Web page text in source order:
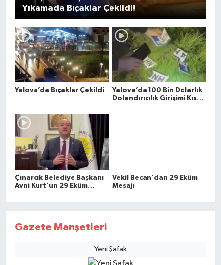
Yalova’da Bıçaklar Çekildi
Yalova’da 100 Bin Dolarlık
Dolandırıcılık Girişimi Kısa
Yıkamada Bıçaklar Çekildi!
Çınarcık Belediye Başkanı
Avni Kurt'un 29 Eküm
Vekil Becan'dan 29 Eküm
Mesajı
Gazete Manşetleri
Yeni Şafak